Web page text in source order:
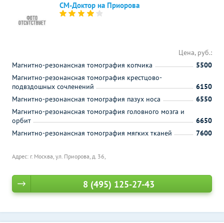
СМ-Доктор на Приорова
Адрес: г. Москва, ул. Приорова, д. 36,
Цена, руб.:
Магнитно-резонансная томография копчика
5500
Магнитно-резонансная томография крестцово-
подвздошных сочленений
6150
Магнитно-резонансная томография пазух носа
6550
Магнитно-резонансная томография головного мозга и
орбит
6650
Магнитно-резонансная томография мягких тканей
7600
8 (495) 125-27-43